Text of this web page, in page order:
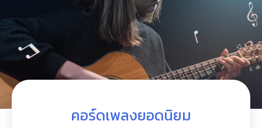
คอร์ดเพลงยอดนิยม